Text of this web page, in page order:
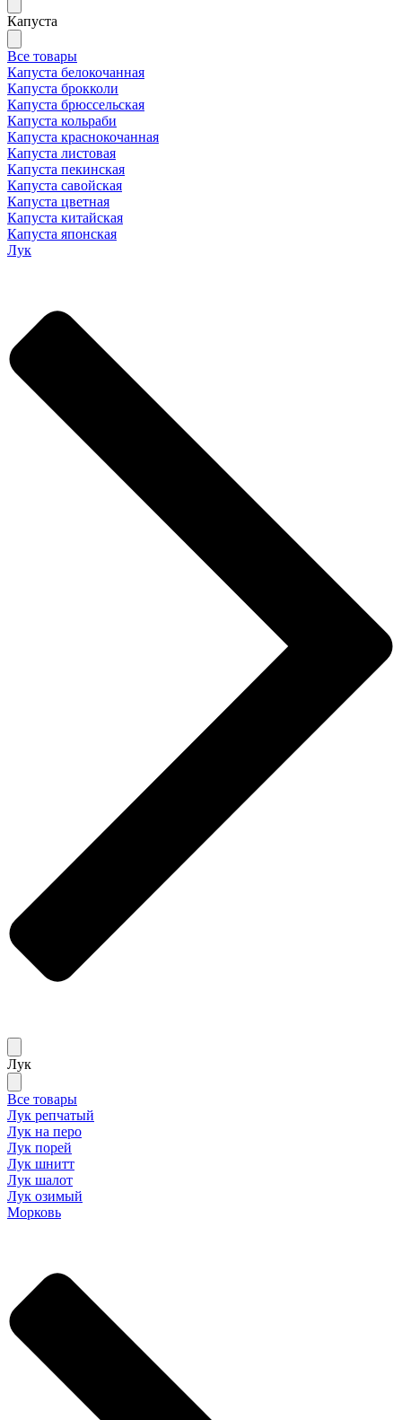
Капуста
Все товары
Капуста белокочанная
Капуста брокколи
Капуста брюссельская
Капуста кольраби
Капуста краснокочанная
Капуста листовая
Капуста пекинская
Капуста савойская
Капуста цветная
Капуста китайская
Капуста японская
Лук
Лук
Все товары
Лук репчатый
Лук на перо
Лук порей
Лук шнитт
Лук шалот
Лук озимый
Морковь